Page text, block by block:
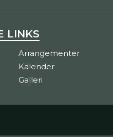
LINKS
Arrangementer
Kalender
Galleri